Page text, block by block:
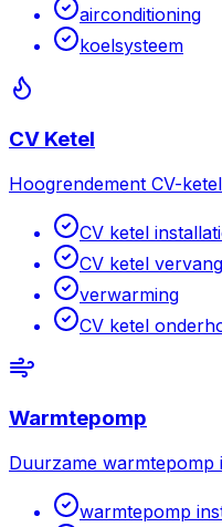
airconditioning
koelsysteem
CV Ketel
Hoogrendement CV-
CV ketel
CV ketel
verwarming
CV ketel
Warmtepomp
Duurzame warmtepomp
warmtepomp